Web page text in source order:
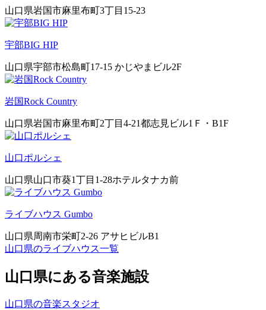
山口県岩国市麻里布町3丁目15-23
宇部BIG HIP
山口県宇部市松島町17-15 かじやまビル2F
岩国Rock Country
山口県岩国市麻里布町2丁目4-21都志見ビル1Ｆ・B1F
山口ポルシェ
山口県山口市葵1丁目1-28ホテルタナカ前
ライブハウス Gumbo
山口県周南市栄町2-26 アサヒビルB1
山口県のライブハウス一覧
山口県にある音楽施設
山口県の音楽スタジオ